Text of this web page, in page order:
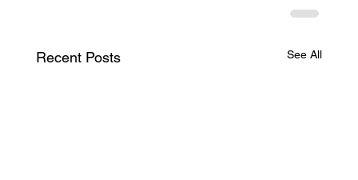
Recent Posts See All